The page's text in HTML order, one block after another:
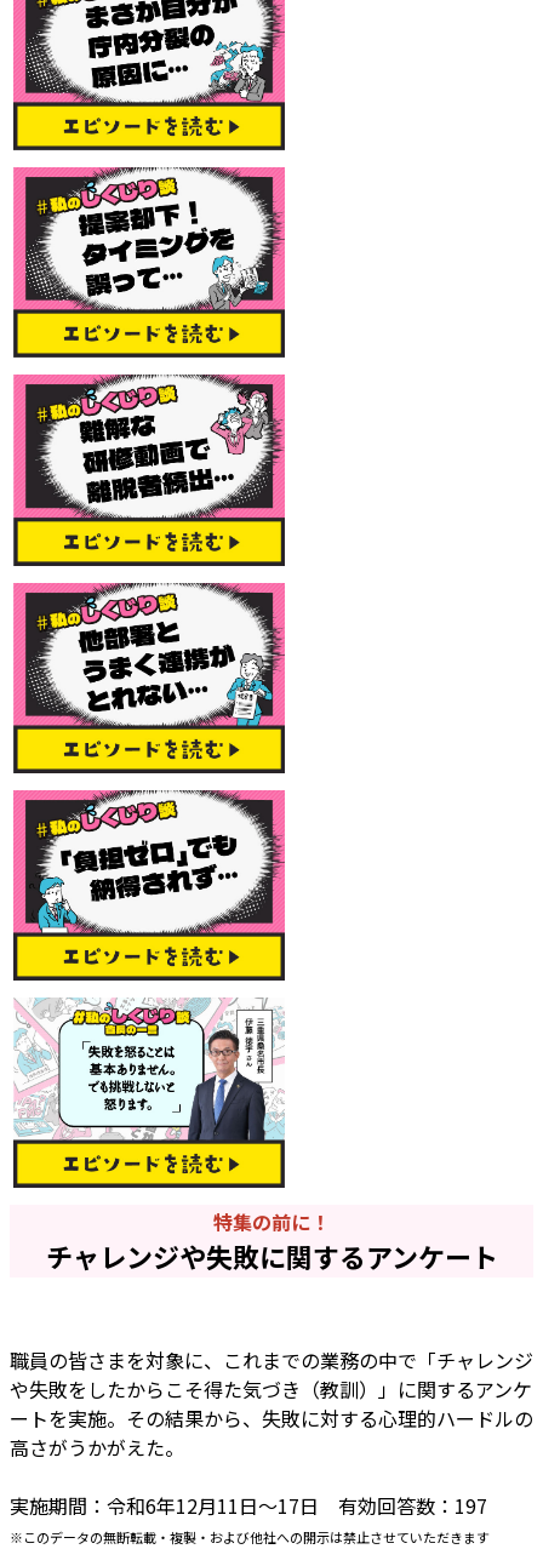
特集の前に！
チャレンジや失敗に関するアンケート
職員の皆さまを対象に、これまでの業務の中で「チャレンジ
や失敗をしたからこそ得た気づき（教訓）」に関するアンケ
ートを実施。その結果から、失敗に対する心理的ハードルの
高さがうかがえた。
実施期間：令和6年12月11日～17日 有効回答数：197
※このデータの無断転載・複製・および他社への開示は禁止させていただきます